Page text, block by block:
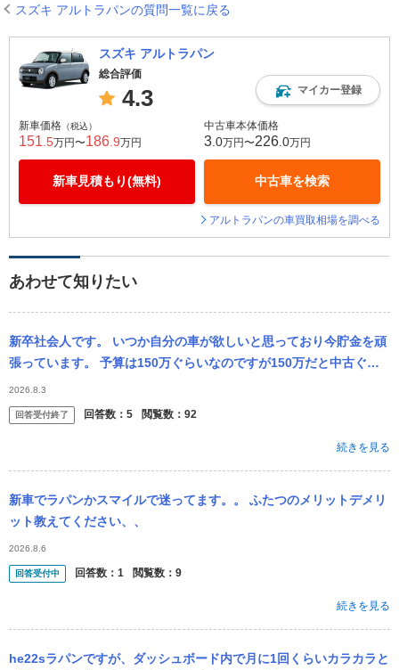
スズキ アルトラパンの質問一覧に戻る
スズキ アルトラパン
総合評価
4.3 マイカー登録
新車価格 （税込）
151 .5万円〜186 .9万円
新車見積もり(無料)
中古車本体価格
3 .0万円〜226 .0万円
中古車を検索
アルトラパンの車買取相場を調べる
あわせて知りたい
新卒社会人です。 いつか自分の車が欲しいと思っており今貯金を頑
張っています。 予算は150万ぐらいなのですが150万だと中古ぐら
いしかないですよね、、？ できれば軽以外が良いのですが、 ラパ...
2026.8.3
回答受付終了 回答数： 5 閲覧数： 92
続きを見る
新車でラパンかスマイルで迷ってます。。 ふたつのメリットデメリ
ット教えてください、、
2026.8.6
回答受付中 回答数： 1 閲覧数： 9
続きを見る
he22sラパンですが、ダッシュボード内で月に1回くらいカラカラと